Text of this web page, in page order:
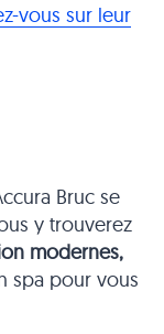
vous sur leur
Bruc se
y trouverez
modernes,
spa pour vous